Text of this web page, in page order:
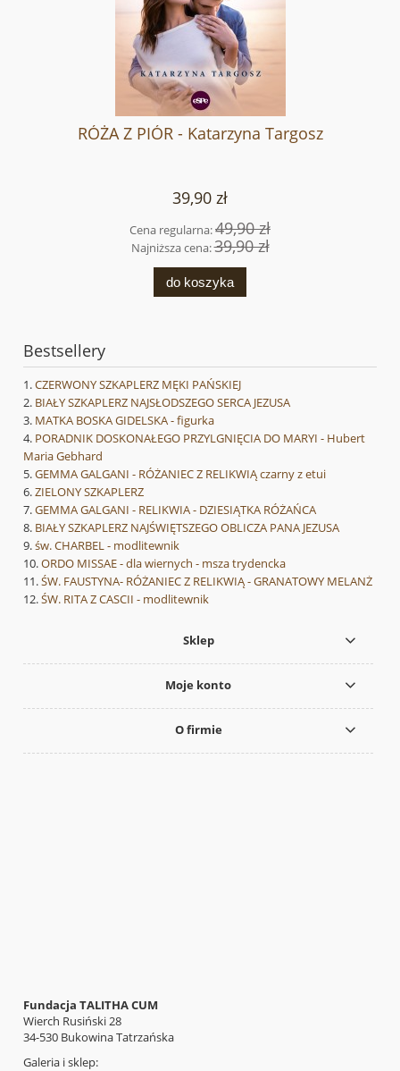
RÓŻA Z PIÓR - Katarzyna Targosz
39,90 zł
Cena regularna:49,90 zł
Najniższa cena:39,90 zł
do koszyka
Bestsellery
CZERWONY SZKAPLERZ MĘKI PAŃSKIEJ
BIAŁY SZKAPLERZ NAJSŁODSZEGO SERCA JEZUSA
MATKA BOSKA GIDELSKA - figurka
PORADNIK DOSKONAŁEGO PRZYLGNIĘCIA DO MARYI - Hubert
Maria Gebhard
GEMMA GALGANI - RÓŻANIEC Z RELIKWIĄ czarny z etui
ZIELONY SZKAPLERZ
GEMMA GALGANI - RELIKWIA - DZIESIĄTKA RÓŻAŃCA
BIAŁY SZKAPLERZ NAJŚWIĘTSZEGO OBLICZA PANA JEZUSA
św. CHARBEL - modlitewnik
ORDO MISSAE - dla wiernych - msza trydencka
ŚW. FAUSTYNA- RÓŻANIEC Z RELIKWIĄ - GRANATOWY MELANŻ
ŚW. RITA Z CASCII - modlitewnik
Sklep
Moje konto
O firmie
Fundacja TALITHA CUM
Wierch Rusiński 28
34-530 Bukowina Tatrzańska
Galeria i sklep: